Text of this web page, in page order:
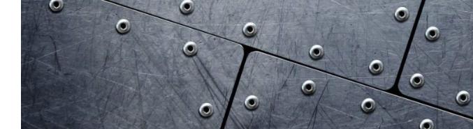
Перейти к содержимому